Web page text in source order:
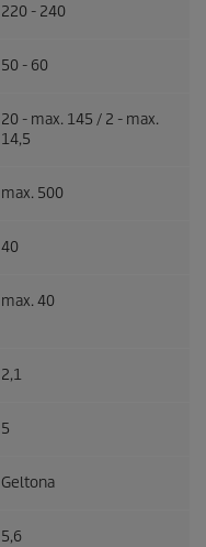
220 - 240
50 - 60
20 - max. 145 / 2 - max.
14,5
max. 500
40
max. 40
2,1
5
Geltona
5,6